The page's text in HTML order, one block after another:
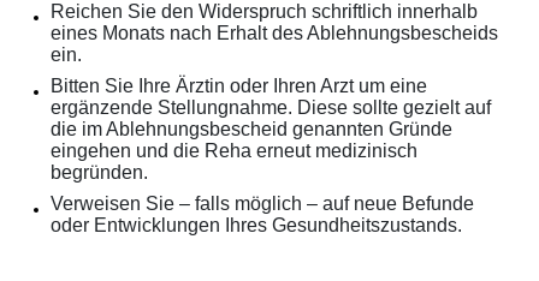
Reichen Sie den Widerspruch schriftlich innerhalb
eines Monats nach Erhalt des Ablehnungsbescheids
ein.
Bitten Sie Ihre Ärztin oder Ihren Arzt um eine
ergänzende Stellungnahme. Diese sollte gezielt auf
die im Ablehnungsbescheid genannten Gründe
eingehen und die Reha erneut medizinisch
begründen.
Verweisen Sie – falls möglich – auf neue Befunde
oder Entwicklungen Ihres Gesundheitszustands.